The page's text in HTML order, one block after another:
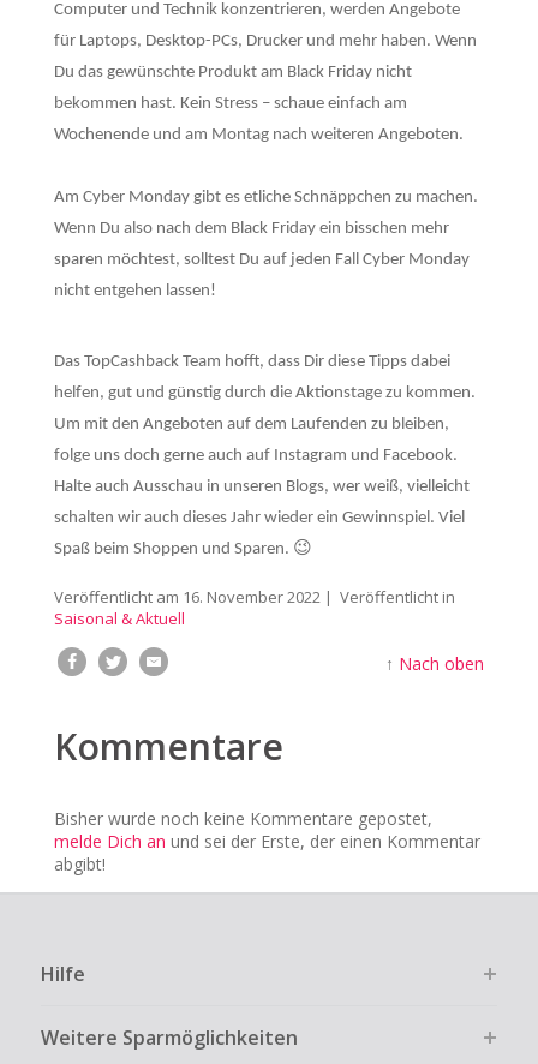
Computer und Technik konzentrieren, werden Angebote
für Laptops, Desktop-PCs, Drucker und mehr haben. Wenn
Du das gewünschte Produkt am Black Friday nicht
bekommen hast. Kein Stress – schaue einfach am
Wochenende und am Montag nach weiteren Angeboten.
Am Cyber Monday gibt es etliche Schnäppchen zu machen.
Wenn Du also nach dem Black Friday ein bisschen mehr
sparen möchtest, solltest Du auf jeden Fall Cyber Monday
nicht entgehen lassen!
Das TopCashback Team hofft, dass Dir diese Tipps dabei
helfen, gut und günstig durch die Aktionstage zu kommen.
Um mit den Angeboten auf dem Laufenden zu bleiben,
folge uns doch gerne auch auf Instagram und Facebook.
Halte auch Ausschau in unseren Blogs, wer weiß, vielleicht
schalten wir auch dieses Jahr wieder ein Gewinnspiel. Viel
Spaß beim Shoppen und Sparen. 😉
Veröffentlicht am 16. November 2022| Veröffentlicht in
Saisonal & Aktuell
↑ Nach oben
Kommentare
Bisher wurde noch keine Kommentare gepostet,
melde Dich an und sei der Erste, der einen Kommentar
abgibt!
Hilfe
Weitere Sparmöglichkeiten